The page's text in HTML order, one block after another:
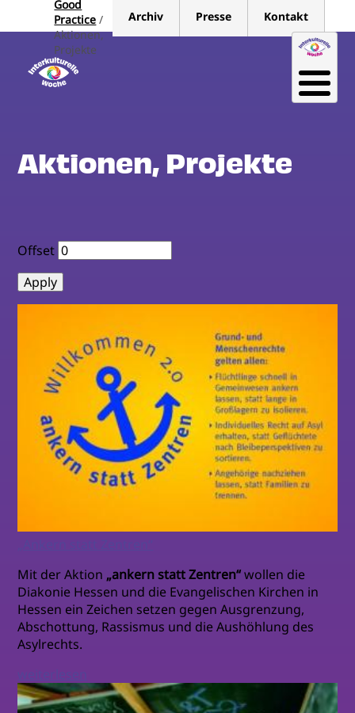
Good
Practice
Aktionen,
Projekte
Archiv Presse Kontakt
Aktionen, Projekte
Offset
Mit der Aktion „ankern statt Zentren“wollen die
Diakonie Hessen und die Evangelischen Kirchen in
Hessen ein Zeichen setzen gegen Ausgrenzung,
Abschottung, Rassismus und die Aushöhlung des
Asylrechts.
weiterlesen